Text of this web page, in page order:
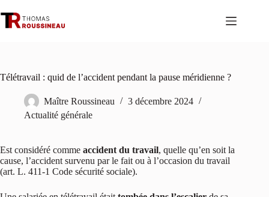
au
contenu
Télétravail : quid de l’accident pendant la pause méridienne ?
Maître Roussineau
3 décembre 2024
Actualité générale
Est considéré comme accident du travail, quelle qu’en soit la
cause, l’accident survenu par le fait ou à l’occasion du travail
(art. L. 411-1 Code sécurité sociale).